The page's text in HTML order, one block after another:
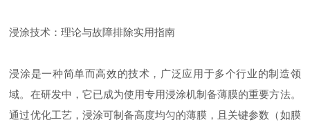
浸涂技术：理论与故障排除实用指南
浸涂是一种简单而高效的技术，广泛应用于多个行业的制造领
域。在研发中，它已成为使用专用浸涂机制备薄膜的重要方法。
通过优化工艺，浸涂可制备高度均匀的薄膜，且关键参数（如膜